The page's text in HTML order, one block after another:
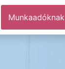
Munkaadóknak